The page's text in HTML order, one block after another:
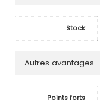
Stock
Autres avantages
Points forts